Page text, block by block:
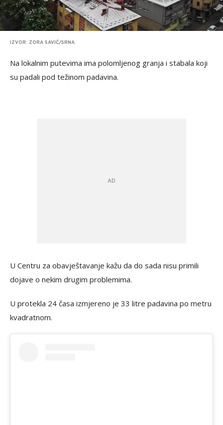
IZVOR: ZORA SAVIĆ/SRNA
Na lokalnim putevima ima polomljenog granja i stabala koji
su padali pod težinom padavina.
U Centru za obavještavanje kažu da do sada nisu primili
dojave o nekim drugim problemima.
U protekla 24 časa izmjereno je 33 litre padavina po metru
kvadratnom.